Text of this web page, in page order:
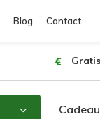
Blog Contact